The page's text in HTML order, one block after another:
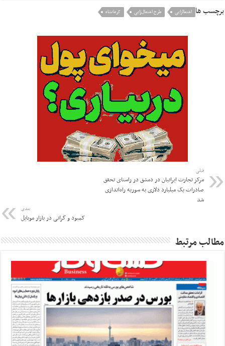
برچسب ها اشتغالزایی طرح اشتغال‌زایی کرمانشاه
قبلی
مرکز تجارت ایرانیان در دمشق در راستای تحقق
صادرات یک میلیارد دلاری به سوریه راه‌اندازی
شد
بعدی
کمبود و گرانی در بازار موبایل
مطالب مرتبط